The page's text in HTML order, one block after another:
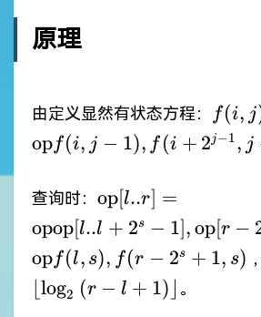
原理
由定义显然有状态方程：
f(i,
{ f(i,
f(i, j
opf(i, j − 1), f (i + 2j−1, j
查询时： \mathrm{op}
{[l .. r]} =
\mathrm{op}
{
\mathrm{op}
op[l..r] =
opop[l..l + 2s − 1],op[r −
opf(l, s), f(r − 2s + 1, s)
⌊log2 (r − l + 1) ⌋ 。